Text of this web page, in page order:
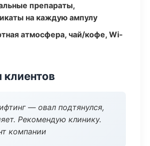
препараты,
на каждую ампулу
атмосфера, чай/кофе, Wi-
— овал подтянулся,
Рекомендую клинику.
компании